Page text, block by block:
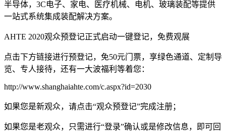
半导体，3C电子、家电、医疗机械、电机、玻璃装配等提供
一站式系统集成装配解决方案。
AHTE 2020观众预登记正式启动一键登记，免费观展
点击下方链接进行预登记，免50元门票，享绿色通道、定制导
览、专人接待，还有一大波福利等着您：
http://www.shanghaiahte.com/c.aspx?id=2030
如果您是新观众，请点击“观众预登记”完成注册；
如果您是老观众，只需进行“登录”确认或是修改信息，即可回